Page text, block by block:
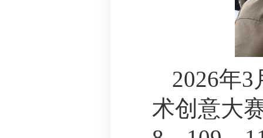
2026年3
术创意大